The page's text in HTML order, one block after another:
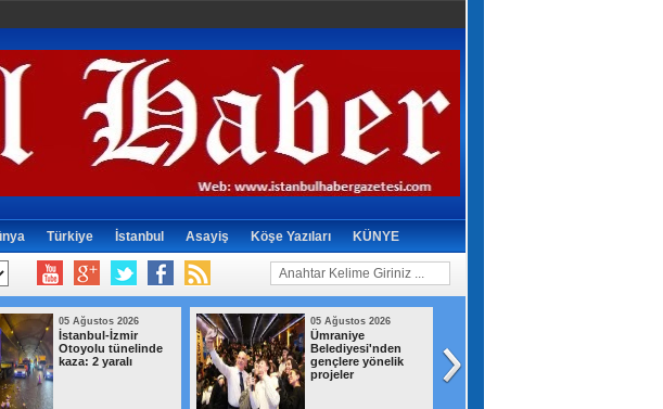
Türkiye İstanbul Asayiş Köşe Yazıları KÜNYE
05 Ağustos 2026
İstanbul-İzmir
Otoyolu tünelinde
kaza: 2 yaralı
05 Ağustos 2026
Ümraniye
Belediyesi'nden
gençlere yönelik
projeler